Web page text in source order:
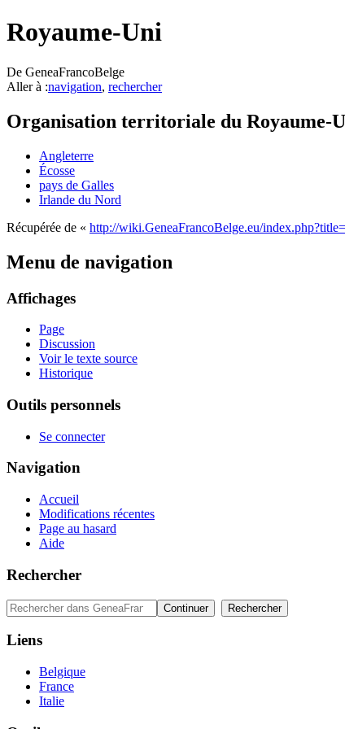
Royaume-Uni
De GeneaFrancoBelge
Aller à :navigation, rechercher
Organisation territoriale du Royaume-
Angleterre
Écosse
pays de Galles
Irlande du Nord
Récupérée de « http://wiki.GeneaFrancoBelge.eu/
Menu de navigation
Affichages
Page
Discussion
Voir le texte source
Historique
Outils personnels
Se connecter
Navigation
Accueil
Modifications récentes
Page au hasard
Aide
Rechercher
Liens
Belgique
France
Italie